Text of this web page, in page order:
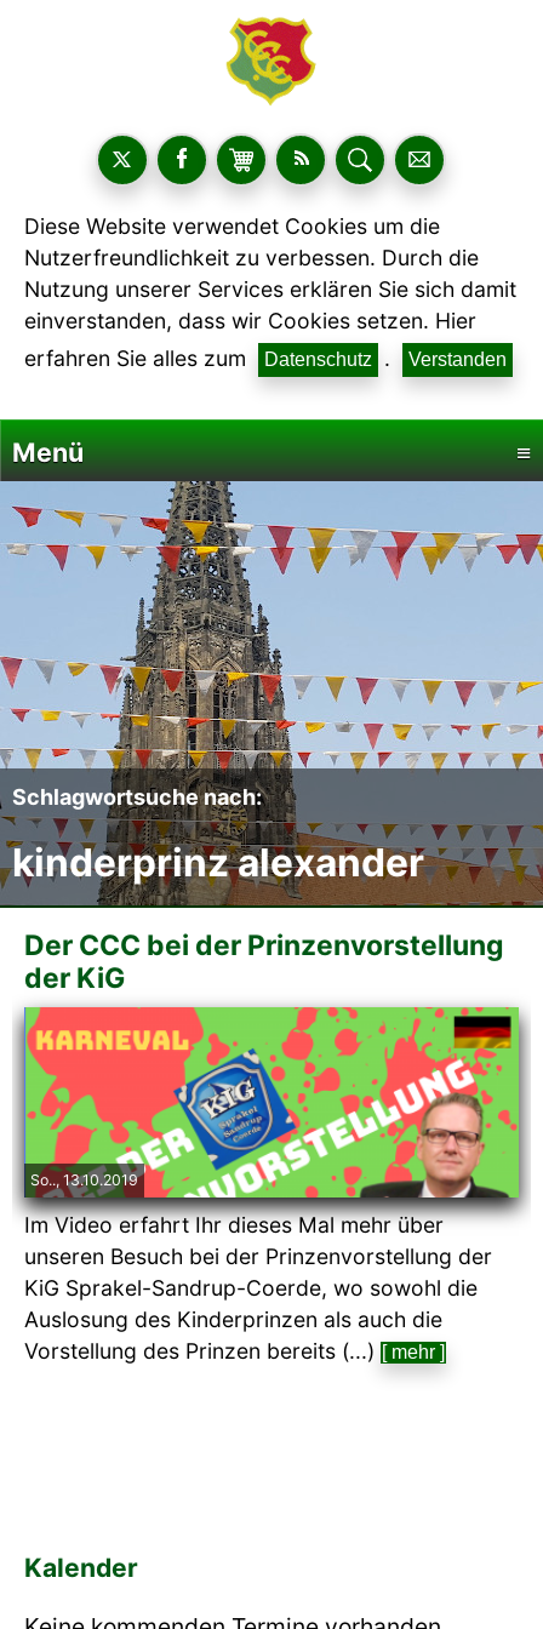
Diese Website verwendet Cookies um die
Nutzerfreundlichkeit zu verbessen. Durch die
Nutzung unserer Services erklären Sie sich damit
einverstanden, dass wir Cookies setzen. Hier
erfahren Sie alles zum
Datenschutz . Verstanden
Menü ≡
Startseite
Termine
Fotoalben
Videos
Mitmachen
Sponsoren
Pressearchiv
Impressum
Schlagwortsuche nach:
kinderprinz alexander
Der CCC bei der Prinzenvorstellung
der KiG
So.., 13.10.2019
Im Video erfahrt Ihr dieses Mal mehr über
unseren Besuch bei der Prinzenvorstellung der
KiG Sprakel-Sandrup-Coerde, wo sowohl die
Auslosung des Kinderprinzen als auch die
Vorstellung des Prinzen bereits (...) [ mehr ]
Kalender